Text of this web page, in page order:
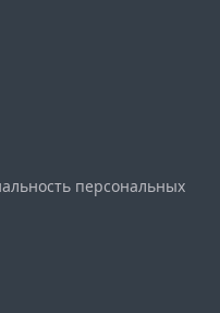
персональных